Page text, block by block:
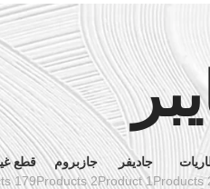
جاديفر
1 Product
جازبروم
2 Products
قطع
179 Products